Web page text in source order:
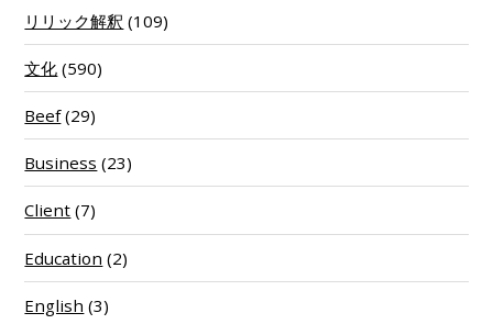
リリック解釈 (109)
文化 (590)
Beef(29)
Business (23)
Client (7)
Education (2)
English (3)